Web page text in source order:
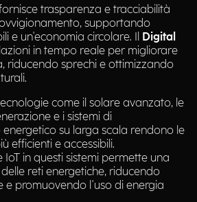
trasparenza e tracciabilità
supportando
e un'economia circolare. Il
Digital
in tempo reale per migliorare
riducendo sprechi e ottimizzando
come il solare avanzato, le
e i sistemi di
su larga scala rendono le
efficienti e accessibili.
IoT in questi sistemi permette una
reti energetiche, riducendo
e promuovendo l'uso di energia